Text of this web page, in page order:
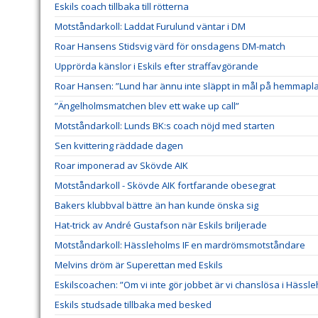
Eskils coach tillbaka till rötterna
Motståndarkoll: Laddat Furulund väntar i DM
Roar Hansens Stidsvig värd för onsdagens DM-match
Upprörda känslor i Eskils efter straffavgörande
Roar Hansen: ”Lund har ännu inte släppt in mål på
”Ängelholmsmatchen blev ett wake up call”
Motståndarkoll: Lunds BK:s coach nöjd med starten
Sen kvittering räddade dagen
Roar imponerad av Skövde AIK
Motståndarkoll - Skövde AIK fortfarande obesegrat
Bakers klubbval bättre än han kunde önska sig
Hat-trick av André Gustafson när Eskils briljerade
Motståndarkoll: Hässleholms IF en mardrömsmotståndare
Melvins dröm är Superettan med Eskils
Eskilscoachen: ”Om vi inte gör jobbet är vi chanslösa i
Eskils studsade tillbaka med besked